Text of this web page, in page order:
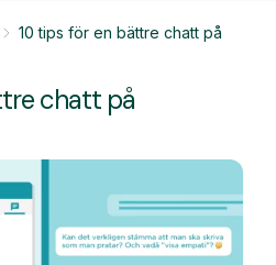
10 tips för en bättre chatt på
chatt på